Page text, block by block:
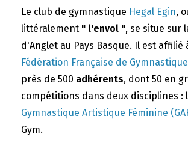
Le club de gymnastique Hegal Egin,
littéralement " l'envol ", se situe sur
d'Anglet au Pays Basque. Il est affilié
Fédération Française de Gymnastique
près de 500 adhérents, dont 50 en
compétitions dans deux disciplines :
Gymnastique Artistique Féminine
Gym.